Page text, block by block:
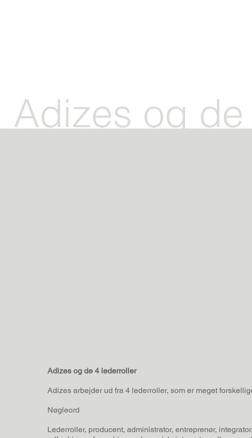
Adizes og
Adizes og de 4 lederroller
Adizes arbejder ud fra 4 lederroller, som er meget
Nøgleord
Lederroller, producent, administrator, entreprenør,